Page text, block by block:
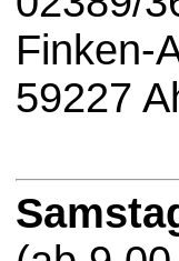
Finken-
59227